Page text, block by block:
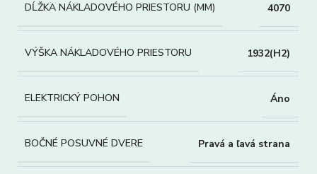
DĹŽKA NÁKLADOVÉHO PRIESTORU (MM) 4070
VÝŠKA NÁKLADOVÉHO PRIESTORU 1932(H2)
ELEKTRICKÝ POHON Áno
BOČNÉ POSUVNÉ DVERE Pravá a ľavá strana